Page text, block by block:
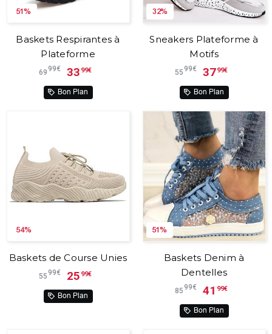
51%
Baskets Respirantes à
Plateforme
6999€ 33 99€
Bon Plan
32%
Sneakers Plateforme à
Motifs
5599€ 3799€
Bon Plan
54%
Baskets de Course Unies
5599€ 25 99€
Bon Plan
51%
Baskets Denim à
Dentelles
8599€ 41 99€
Bon Plan